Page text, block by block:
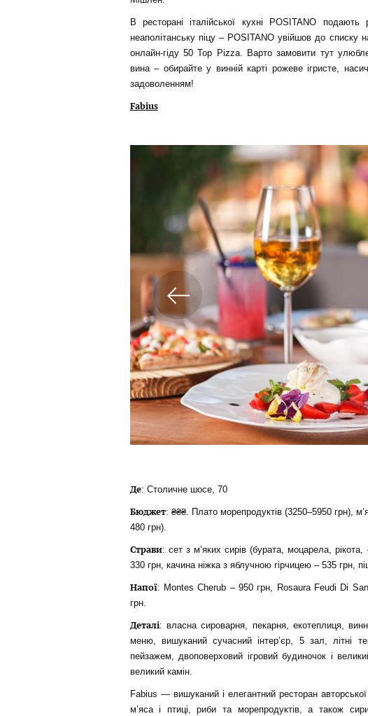
В ресторані італійської кухні POSITANO
неаполітанську піцу – POSITANO увійшов до списку
онлайн-гіду 50 Top Pizza. Варто замовити тут
вина – обирайте у винній карті рожеве ігристе,
задоволенням!
Fabius
Де: Столичне шосе, 70
Бюджет: ₴₴₴. Плато морепродуктів (3250–5950 грн),
480 грн).
Страви: сет з м’яких сирiв (бурата, моцарела, рiкота,
330 грн, качина ніжка з яблучною гірчицею – 535 грн,
Напої: Montes Cherub – 950 грн, Rosaura Feudi Di
грн.
Деталі: власна сироварня, пекарня, екотеплиця,
меню, вишуканий сучасний інтер’єр, 5 зал, літні
пейзажем, двоповерховий ігровий будиночок і
великий камін.
Fabius — вишуканий і елегантний ресторан
м’яса і птиці, риби та морепродуктів, а також